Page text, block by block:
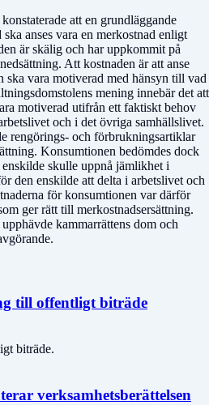
att en grundläggande
anses vara en merkostnad enligt
är skälig och har uppkommit på
Att kostnaden är att anse
ska vara motiverad med hänsyn till vad
mening innebär det att
motiverad utifrån ett faktiskt behov
och i det övriga samhällslivet.
rengörings- och förbrukningsartiklar
Konsumtionen bedömdes dock
skulle uppnå jämlikhet i
den enskilde att delta i arbetslivet och
för konsumtionen var därför
ger rätt till merkostnadsersättning.
kammarrättens dom och
till offentligt biträde
biträde.
verksamhetsberättelsen